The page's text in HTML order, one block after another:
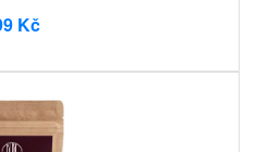
Kč